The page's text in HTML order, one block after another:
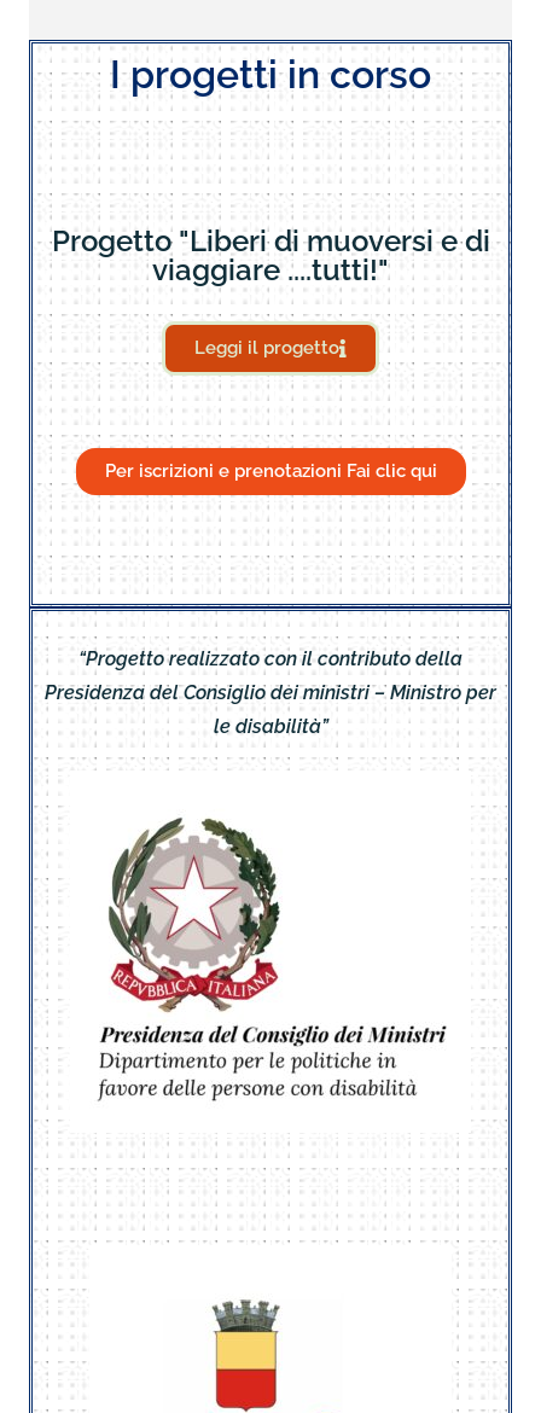
I progetti in corso
Progetto "Liberi di muoversi e di
viaggiare ....tutti!"
Leggi il progetto
Per iscrizioni e prenotazioni Fai clic qui
“Progetto realizzato con il contributo della
Presidenza del Consiglio dei ministri – Ministro per
le disabilità”